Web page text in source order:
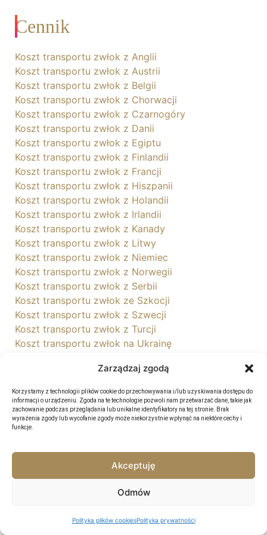
Zarządzaj zgodą
Korzystamy z technologii plików cookie do przechowywania i/lub uzyskiwania dostępu do
informacji o urządzeniu. Zgoda na te technologie pozwoli nam przetwarzać dane, takie jak
zachowanie podczas przeglądania lub unikalne identyfikatory na tej stronie. Brak
wyrażenia zgody lub wycofanie zgody może niekorzystnie wpłynąć na niektóre cechy i
funkcje.
Akceptuję
Odmów
Polityka plików cookiesPolityka prywatności
Cennik
Koszt transportu zwłok z Anglii
Koszt transportu zwłok z Austrii
Koszt transportu zwłok z Belgii
Koszt transportu zwłok z Chorwacji
Koszt transportu zwłok z Czarnogóry
Koszt transportu zwłok z Danii
Koszt transportu zwłok z Egiptu
Koszt transportu zwłok z Finlandii
Koszt transportu zwłok z Francji
Koszt transportu zwłok z Hiszpanii
Koszt transportu zwłok z Holandii
Koszt transportu zwłok z Irlandii
Koszt transportu zwłok z Kanady
Koszt transportu zwłok z Litwy
Koszt transportu zwłok z Niemiec
Koszt transportu zwłok z Norwegii
Koszt transportu zwłok z Serbii
Koszt transportu zwłok ze Szkocji
Koszt transportu zwłok z Szwecji
Koszt transportu zwłok z Turcji
Koszt transportu zwłok na Ukrainę
Koszt transportu zwłok z Włoch